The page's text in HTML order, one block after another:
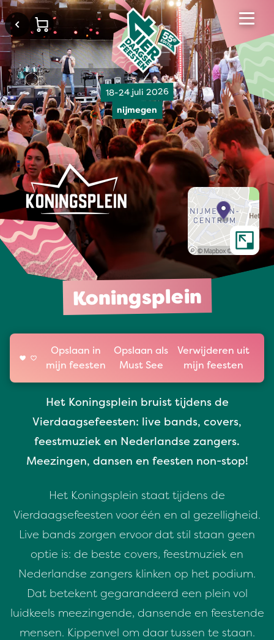
18-24 juli 2026
nijmegen
Koningsplein
Opslaan in
mijn feesten
Opslaan als
Must See
Verwijderen uit
mijn feesten
Het Koningsplein bruist tijdens de
Vierdaagsefeesten: live bands, covers,
feestmuziek en Nederlandse zangers.
Meezingen, dansen en feesten non-stop!
Het Koningsplein staat tijdens de
Vierdaagsefeesten voor één en al gezelligheid.
Live bands zorgen ervoor dat stil staan geen
optie is: de beste covers, feestmuziek en
Nederlandse zangers klinken op het podium.
Dat betekent gegarandeerd een plein vol
luidkeels meezingende, dansende en feestende
mensen. Kippenvel om daar tussen te staan.